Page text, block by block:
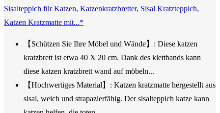
Sisalteppich für Katzen, Katzenkratzbretter, Sisal Kratzteppich,
Katzen Kratzmatte mit...*
【Schützen Sie Ihre Möbel und Wände】: Diese katzen
kratzbrett ist etwa 40 X 20 cm. Dank des klettbands kann
diese katzen kratzbrett wand auf möbeln...
【Hochwertiges Material】: Katzen kratzmatte hergestellt aus
sisal, weich und strapazierfähig. Der sisalteppich katze kann